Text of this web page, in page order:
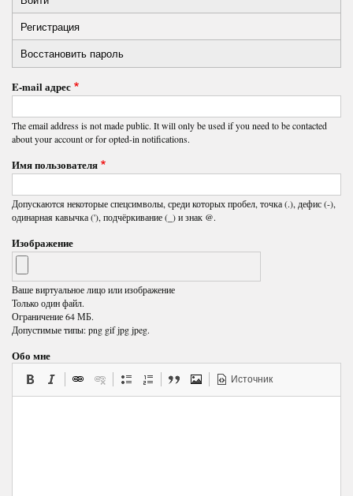
Primary
tabs
Регистрация
вкладка)
Восстановить пароль
E-mail адрес
The email address is not made public. It will only be used if you need to be contacted
about your account or for opted-in notifications.
Имя пользователя
Допускаются некоторые спецсимволы, среди которых пробел, точка (.), дефис (-),
одинарная кавычка ('), подчёркивание (_) и знак @.
Изображение
Ваше виртуальное лицо или изображение
Только один файл.
Ограничение 64 МБ.
Допустимые типы: png gif jpg jpeg.
Обо мне
Источник